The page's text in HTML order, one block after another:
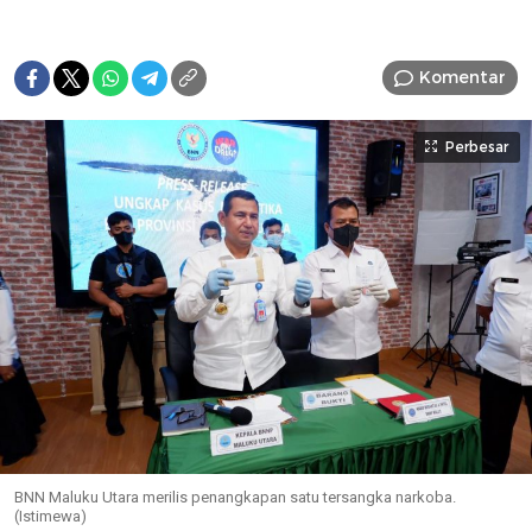
Komentar
Perbesar
BNN Maluku Utara merilis penangkapan satu tersangka narkoba.
(Istimewa)